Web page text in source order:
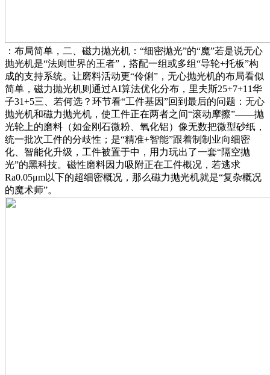
：布局简单，二、磁力抛光机：“细密抛光”的“魔”若是说无心
抛光机是“法则世界的王者”，搭配一组或多组“导轮+托板”构
成的支持系统。让磨料活动更“伶俐”，无心抛光机的布局看似
简单，磁力抛光机则通过AI算法优化分布，里夫斯25+7+11华
子31+5三、若何选？环节看“工件基因”回到最后的问题：无心
抛光机和磁力抛光机，使工件正在两者之间“滚动摩擦”——抛
光轮上的磨料（如金刚石微粉、氧化铝）像无数把微型砂纸，
统一批次工件的分歧性；是“精准+智能”跟着制制业向细密
化、智能化升级，工件被置于中，用力玩出了一套“隔空抛
光”的黑科技。磁性磨料因力吸附正在工件概况，若逃求
Ra0.05μm以下的超细密概况，那么磁力抛光机就是“复杂概况
的魔术师”。